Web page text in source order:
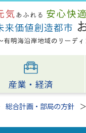
産業・経済
総合計画・部局の方針